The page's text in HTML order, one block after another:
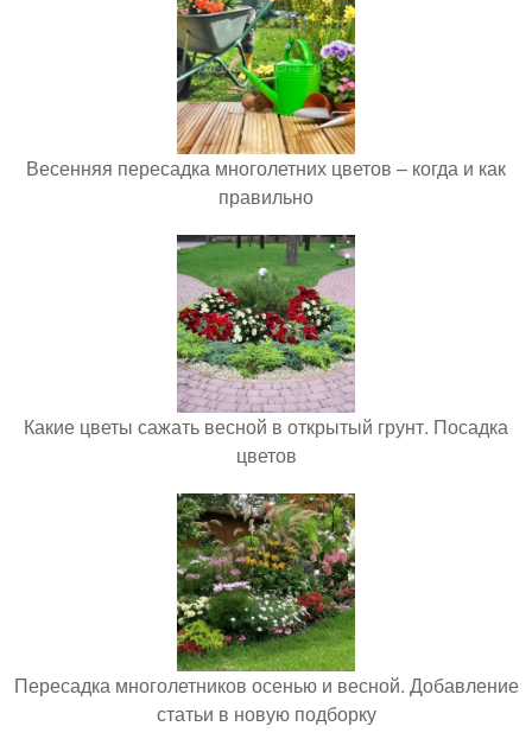
Весенняя пересадка многолетних цветов – когда и как
правильно
Какие цветы сажать весной в открытый грунт. Посадка
цветов
Пересадка многолетников осенью и весной. Добавление
статьи в новую подборку